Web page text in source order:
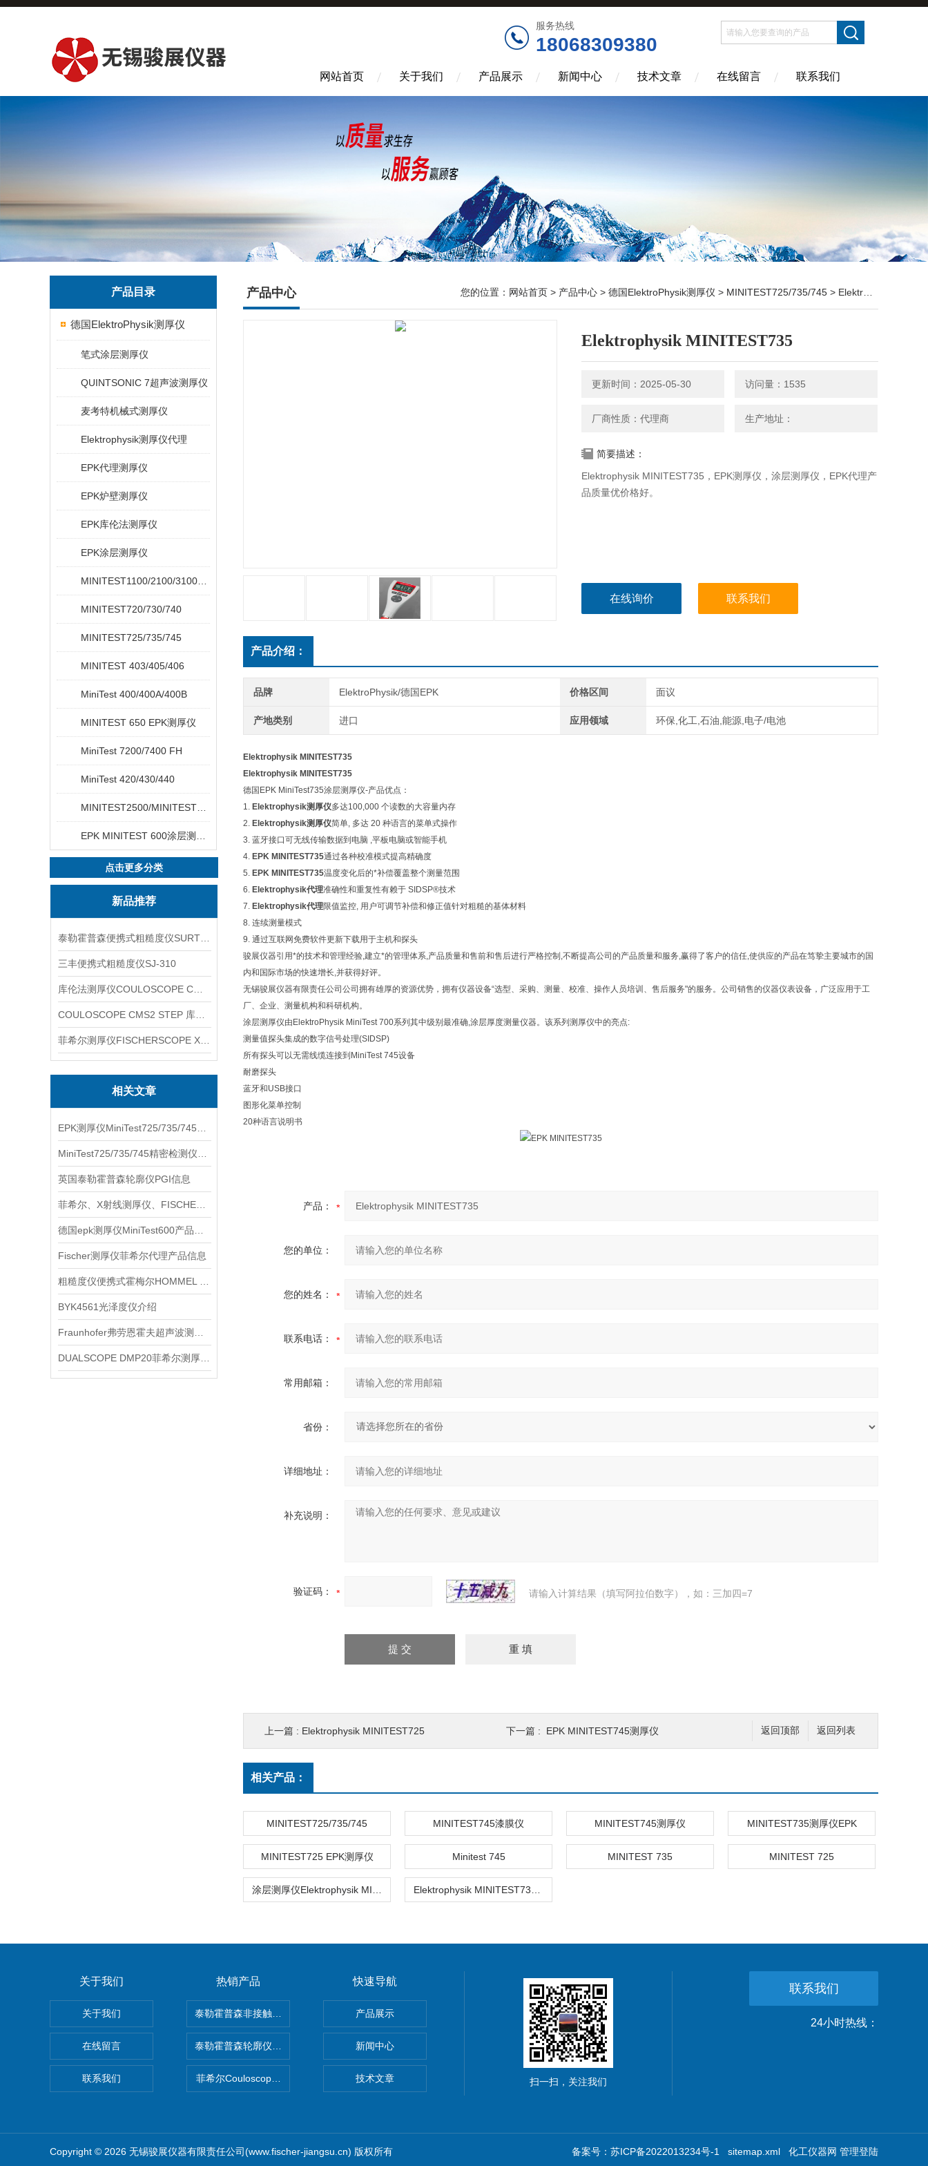
服务热线
18068309380
网站首页 关于我们 产品展示 新闻中心 技术文章 在线留言 联系我们
产品目录
德国ElektroPhysik测厚仪
笔式涂层测厚仪
QUINTSONIC 7超声波测厚仪
麦考特机械式测厚仪
Elektrophysik测厚仪代理
EPK代理测厚仪
EPK炉壁测厚仪
EPK库伦法测厚仪
EPK涂层测厚仪
MINITEST720/730/740
MINITEST725/735/745
MINITEST 403/405/406
MiniTest 400/400A/400B
MINITEST 650 EPK测厚仪
MiniTest 7200/7400 FH
MiniTest 420/430/440
点击更多分类
新品推荐
三丰便携式粗糙度仪SJ-310
相关文章
英国泰勒霍普森轮廓仪PGI信息
Fischer测厚仪菲希尔代理产品信息
BYK4561光泽度仪介绍
产品中心 您的位置： 网站首页 > 产品中心 > 德国ElektroPhysik测厚仪 > MINITEST725/735/745 > Elektrophysik MINITEST735
Elektrophysik MINITEST735
更新时间：2025-05-30 访问量：1535
厂商性质：代理商 生产地址：
简要描述：
Elektrophysik MINITEST735，EPK测厚仪，涂层测厚仪，EPK代理产
品质量优价格好。
在线询价 联系我们
产品介绍：
品牌 ElektroPhysik/德国EPK 价格区间 面议
产地类别 进口 应用领域 环保,化工,石油,能源,电子/电池
Elektrophysik MINITEST735
Elektrophysik MINITEST735
德国EPK MiniTest735涂层测厚仪-产品优点：
1. Elektrophysik测厚仪多达100,000 个读数的大容量内存
2. Elektrophysik测厚仪简单, 多达 20 种语言的菜单式操作
3. 蓝牙接口可无线传输数据到电脑 ,平板电脑或智能手机
4. EPK MINITEST735通过各种校准模式提高精确度
5. EPK MINITEST735温度变化后的*补偿覆盖整个测量范围
6. Elektrophysik代理准确性和重复性有赖于 SIDSP®技术
7. Elektrophysik代理限值监控, 用户可调节补偿和修正值针对粗糙的基体材料
8. 连续测量模式
9. 通过互联网免费软件更新下载用于主机和探头
骏展仪器引用*的技术和管理经验,建立*的管理体系,产品质量和售前和售后进行严格控制,不断提高公司的产品质量和服务,赢得了客户的信任,使供应的产品在笃挚主要城市的国
内和国际市场的快速增长,并获得好评。
无锡骏展仪器有限责任公司公司拥有雄厚的资源优势，拥有仪器设备“选型、采购、测量、校准、操作人员培训、售后服务"的服务。公司销售的仪器仪表设备，广泛应用于工
厂、企业、测量机构和科研机构。
涂层测厚仪由ElektroPhysik MiniTest 700系列其中级别最准确,涂层厚度测量仪器。该系列测厚仪中的亮点:
测量值探头集成的数字信号处理(SIDSP)
所有探头可以无需线缆连接到MiniTest 745设备
耐磨探头
蓝牙和USB接口
图形化菜单控制
20种语言说明书
产品：
您的单位：
您的姓名：
联系电话：
常用邮箱：
省份：
详细地址：
补充说明：
验证码： 请输入计算结果（填写阿拉伯数字），如：三加四=7
返回列表
返回顶部
上一篇 : Elektrophysik MINITEST725 下一篇 : EPK MINITEST745测厚仪
相关产品：
MINITEST725/735/745 MINITEST745漆膜仪 MINITEST745测厚仪 MINITEST735测厚仪EPK
MINITEST725 EPK测厚仪 Minitest 745 MINITEST 735 MINITEST 725
关于我们
关于我们
在线留言
联系我们
热销产品
泰勒霍普森非接触式轮廓仪LUPHOScan 850 HD
泰勒霍普森轮廓仪|TAYLOR HOBSON
菲希尔Couloscope CMS2电解法测厚仪
快速导航
产品展示
新闻中心
技术文章 扫一扫，关注我们
联系我们
24小时热线：
Copyright © 2026 无锡骏展仪器有限责任公司(www.fischer-jiangsu.cn) 版权所有 备案号：苏ICP备2022013234号-1 sitemap.xml 化工仪器网 管理登陆